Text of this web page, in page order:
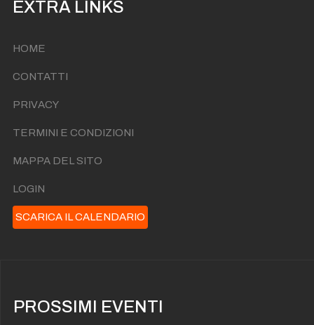
EXTRA LINKS
HOME
CONTATTI
PRIVACY
TERMINI E CONDIZIONI
MAPPA DEL SITO
LOGIN
SCARICA IL CALENDARIO
PROSSIMI EVENTI